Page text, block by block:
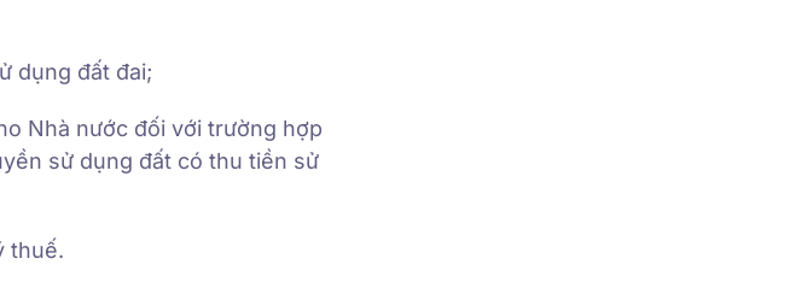
dụng đất đai;
Nhà nước đối với trường hợp
sử dụng đất có thu tiền sử
thuế.